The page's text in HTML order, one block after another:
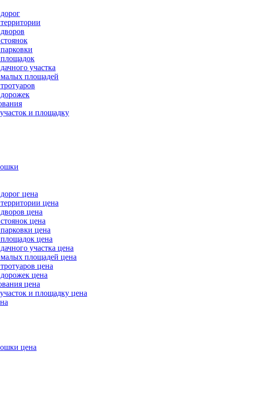
участка
площадей
и площадку
цена
цена
цена
цена
цена
цена
участка цена
площадей цена
цена
цена
цена
и площадку цена
цена